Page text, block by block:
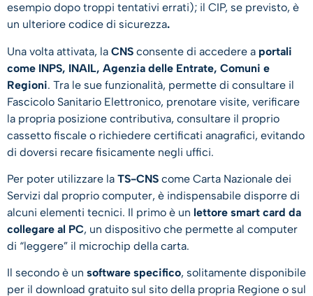
esempio dopo troppi tentativi errati); il CIP, se previsto, è
un ulteriore codice di sicurezza.
Una volta attivata, la CNS consente di accedere a portali
come INPS, INAIL, Agenzia delle Entrate, Comuni e
Regioni. Tra le sue funzionalità, permette di consultare il
Fascicolo Sanitario Elettronico, prenotare visite, verificare
la propria posizione contributiva, consultare il proprio
cassetto fiscale o richiedere certificati anagrafici, evitando
di doversi recare fisicamente negli uffici.
Per poter utilizzare la TS-CNS come Carta Nazionale dei
Servizi dal proprio computer, è indispensabile disporre di
alcuni elementi tecnici. Il primo è un lettore smart card da
collegare al PC, un dispositivo che permette al computer
di “leggere” il microchip della carta.
Il secondo è un software specifico, solitamente disponibile
per il download gratuito sul sito della propria Regione o sul